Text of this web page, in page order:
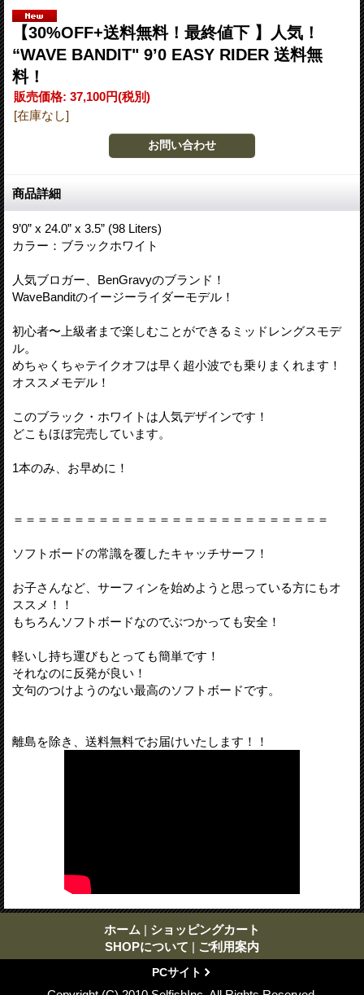
【30%OFF+送料無料！最終値下 】人気！
“WAVE BANDIT" 9’0 EASY RIDER 送料無
料！
販売価格: 37,100円(税別)
[在庫なし]
商品詳細
9’0” x 24.0” x 3.5” (98 Liters)
カラー：ブラックホワイト
人気ブロガー、BenGravyのブランド！
WaveBanditのイージーライダーモデル！
初心者〜上級者まで楽しむことができるミッドレングスモデ
ル。
めちゃくちゃテイクオフは早く超小波でも乗りまくれます！
オススメモデル！
このブラック・ホワイトは人気デザインです！
どこもほぼ完売しています。
1本のみ、お早めに！
＝＝＝＝＝＝＝＝＝＝＝＝＝＝＝＝＝＝＝＝＝＝＝＝＝＝
ソフトボードの常識を覆したキャッチサーフ！
お子さんなど、サーフィンを始めようと思っている方にもオ
ススメ！！
もちろんソフトボードなのでぶつかっても安全！
軽いし持ち運びもとっても簡単です！
それなのに反発が良い！
文句のつけようのない最高のソフトボードです。
離島を除き、送料無料でお届けいたします！！
ホーム | ショッピングカート
SHOPについて | ご利用案内
PCサイト